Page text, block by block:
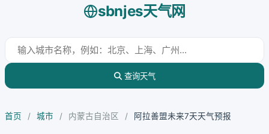
sbnjes天气网
查询天气
首页 / 城市 / 内蒙古自治区 / 阿拉善盟未来7天天气预报